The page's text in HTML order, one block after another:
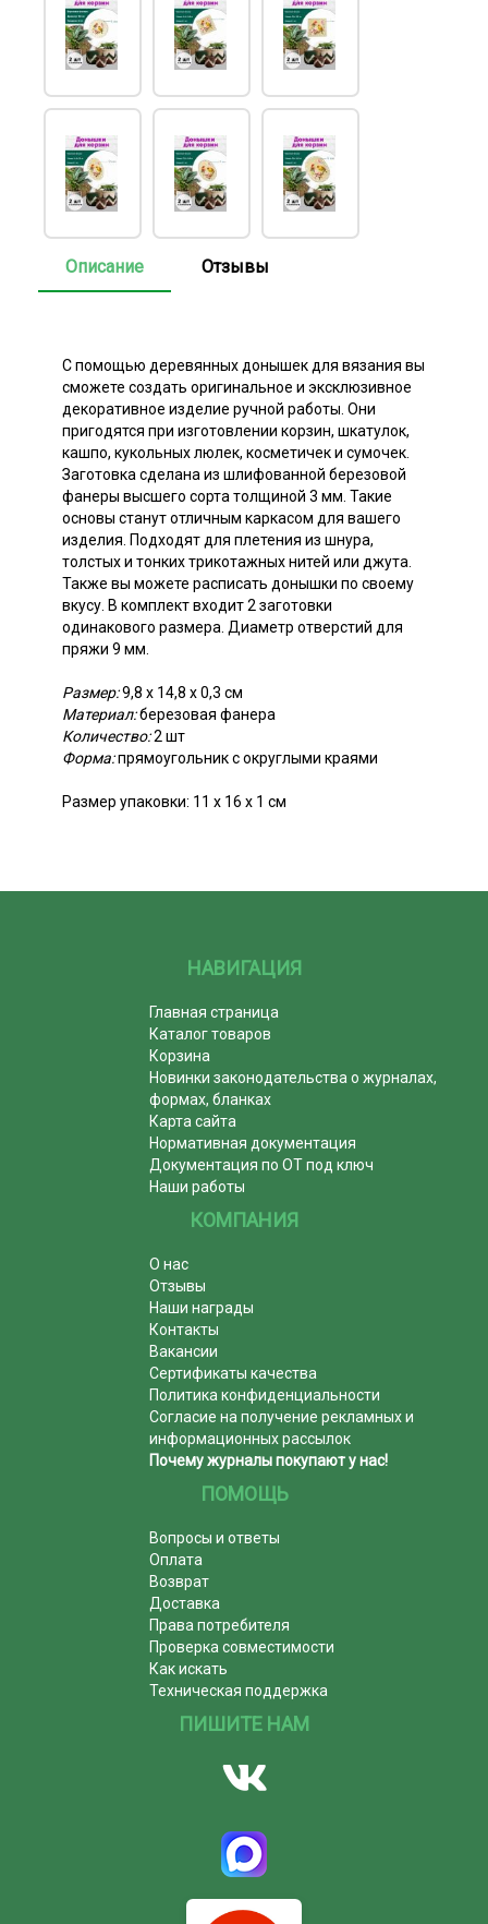
Описание Отзывы
С помощью деревянных донышек для вязания вы
сможете создать оригинальное и эксклюзивное
декоративное изделие ручной работы. Они
пригодятся при изготовлении корзин, шкатулок,
кашпо, кукольных люлек, косметичек и сумочек.
Заготовка сделана из шлифованной березовой
фанеры высшего сорта толщиной 3 мм. Такие
основы станут отличным каркасом для вашего
изделия. Подходят для плетения из шнура,
толстых и тонких трикотажных нитей или джута.
Также вы можете расписать донышки по своему
вкусу. В комплект входит 2 заготовки
одинакового размера. Диаметр отверстий для
пряжи 9 мм.
Размер:9,8 х 14,8 х 0,3 см
Материал:березовая фанера
Количество:2 шт
Форма:прямоугольник с округлыми краями
Размер упаковки: 11 х 16 х 1 см
НАВИГАЦИЯ
Главная страница
Каталог товаров
Корзина
Новинки законодательства о журналах,
формах, бланках
Карта сайта
Нормативная документация
Документация по ОТ под ключ
Наши работы
КОМПАНИЯ
О нас
Отзывы
Наши награды
Контакты
Вакансии
Сертификаты качества
Политика конфиденциальности
Согласие на получение рекламных и
информационных рассылок
Почему журналы покупают у нас!
ПОМОЩЬ
Вопросы и ответы
Оплата
Возврат
Доставка
Права потребителя
Проверка совместимости
Как искать
Техническая поддержка
ПИШИТЕ НАМ